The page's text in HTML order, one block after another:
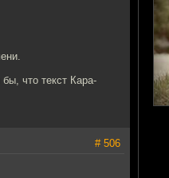
что текст Кара-
# 506